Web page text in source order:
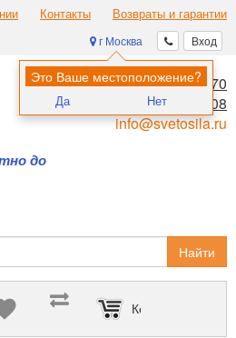
Контакты Возвраты и гарантии
Вход
г Москва
Это Ваше местоположение?
Да Нет
до
8 (495) 970-00-70
8 (800) 700-11-08
info@svetosila.ru
Найти
Корзина пуста